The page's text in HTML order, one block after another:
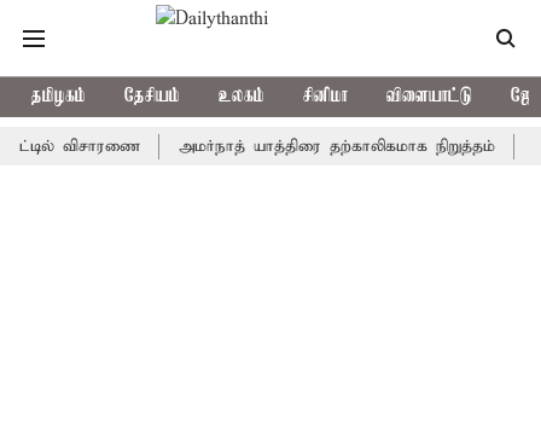
தமிழகம் தேசியம் உலகம் சினிமா விளையாட்டு
விசாரணை அமர்நாத் யாத்திரை தற்காலிகமாக நிறுத்தம்